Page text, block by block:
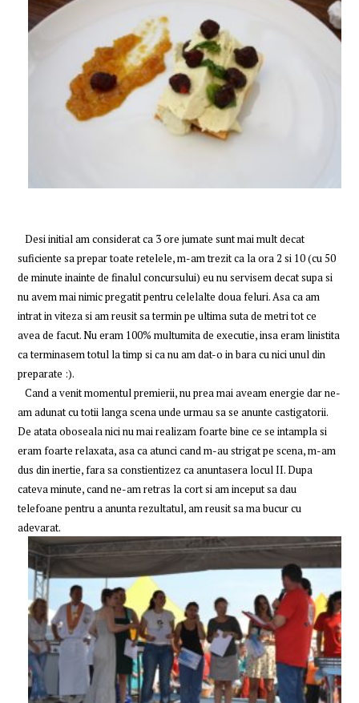
Desi initial am considerat ca 3 ore jumate sunt mai mult decat
suficiente sa prepar toate retelele, m-am trezit ca la ora 2 si 10 (cu 50
de minute inainte de finalul concursului) eu nu servisem decat supa si
nu avem mai nimic pregatit pentru celelalte doua feluri. Asa ca am
intrat in viteza si am reusit sa termin pe ultima suta de metri tot ce
avea de facut. Nu eram 100% multumita de executie, insa eram linistita
ca terminasem totul la timp si ca nu am dat-o in bara cu nici unul din
preparate :).
Cand a venit momentul premierii, nu prea mai aveam energie dar ne-
am adunat cu totii langa scena unde urmau sa se anunte castigatorii.
De atata oboseala nici nu mai realizam foarte bine ce se intampla si
eram foarte relaxata, asa ca atunci cand m-au strigat pe scena, m-am
dus din inertie, fara sa constientizez ca anuntasera locul II. Dupa
cateva minute, cand ne-am retras la cort si am inceput sa dau
telefoane pentru a anunta rezultatul, am reusit sa ma bucur cu
adevarat.